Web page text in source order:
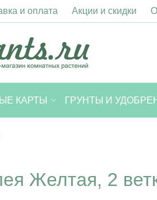
и оплата Акции и скидки
КАРТЫ ГРУНТЫ И
Желтая, 2